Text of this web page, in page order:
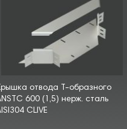
отвода Т-образного
600 (1,5) нерж. сталь
CLIVE